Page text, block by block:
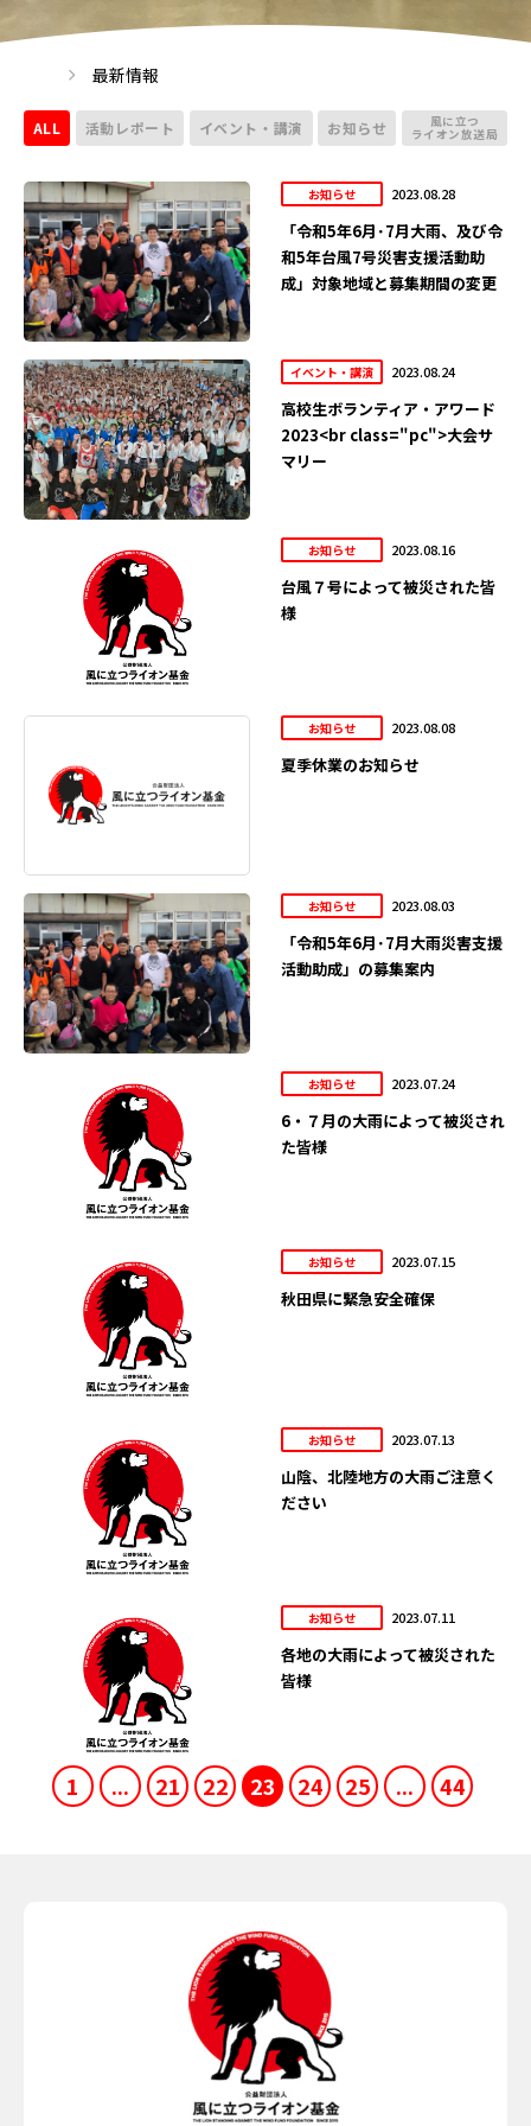
最新情報
ALL 活動レポート イベント・講演 お知らせ 風に立つ
ライオン放送局
お知らせ 2023.08.28
「令和5年6月･7月大雨、及び令
和5年台風7号災害支援活動助
成」対象地域と募集期間の変更
イベント・講演 2023.08.24
高校生ボランティア・アワード
2023<br class="pc">大会サ
マリー
お知らせ 2023.08.16
台風７号によって被災された皆
様
お知らせ 2023.08.08
夏季休業のお知らせ
お知らせ 2023.08.03
「令和5年6月･7月大雨災害支援
活動助成」の募集案内
お知らせ 2023.07.24
6・７月の大雨によって被災され
た皆様
お知らせ 2023.07.15
秋田県に緊急安全確保
お知らせ 2023.07.13
山陰、北陸地方の大雨ご注意く
ださい
お知らせ 2023.07.11
各地の大雨によって被災された
皆様
1 ... 21 22 23 24 25 ... 44